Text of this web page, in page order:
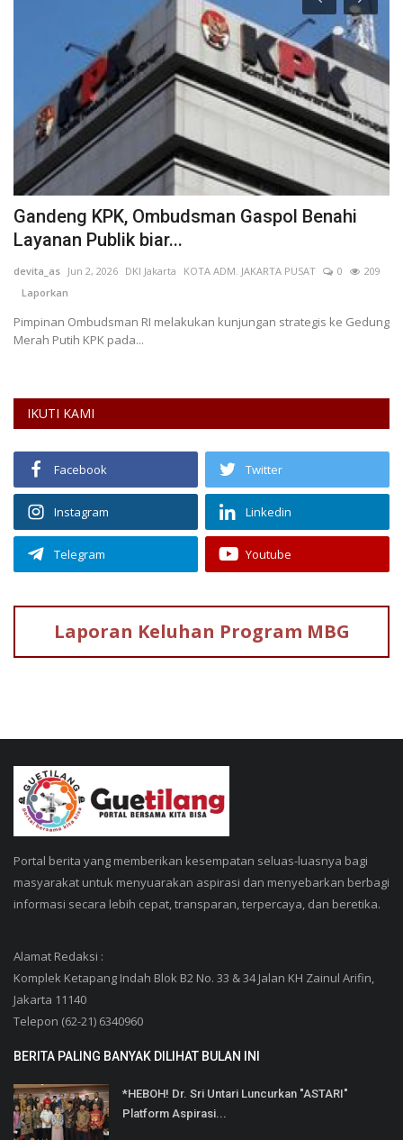
Gandeng KPK, Ombudsman Gaspol Benahi
Layanan Publik biar...
devita_as Jun 2, 2026 DKI Jakarta KOTA ADM. JAKARTA PUSAT 0
209
Laporkan
Pimpinan Ombudsman RI melakukan kunjungan strategis ke Gedung
Merah Putih KPK pada...
IKUTI KAMI
Facebook Twitter
Instagram Linkedin
Telegram Youtube
Laporan Keluhan Program MBG
Portal berita yang memberikan kesempatan seluas-luasnya bagi
masyarakat untuk menyuarakan aspirasi dan menyebarkan berbagi
informasi secara lebih cepat, transparan, terpercaya, dan beretika.
Alamat Redaksi :
Komplek Ketapang Indah Blok B2 No. 33 & 34 Jalan KH Zainul Arifin,
Jakarta 11140
Telepon (62-21) 6340960
BERITA PALING BANYAK DILIHAT BULAN INI
*HEBOH! Dr. Sri Untari Luncurkan "ASTARI"
Platform Aspirasi...